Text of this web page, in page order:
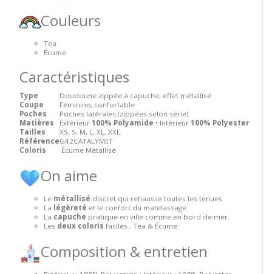
Couleurs
Tea
Écume
Caractéristiques
Type
Doudoune zippée à capuche, effet métallisé
Coupe
Féminine, confortable
Poches
Poches latérales (zippées selon série)
Matières
Extérieur 100% Polyamide • Intérieur 100% Polyester
Tailles
XS, S, M, L, XL, XXL
RéférenceG42CATALYMET
Coloris
Écume Métallisé
On aime
Le métallisé discret qui rehausse toutes les tenues.
La légèreté et le confort du matelassage.
La capuche pratique en ville comme en bord de mer.
Les deux coloris faciles : Tea & Écume.
Composition & entretien